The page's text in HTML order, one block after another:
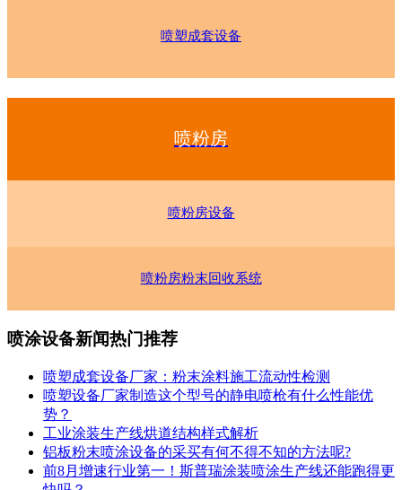
喷塑成套设备
喷粉房
喷粉房设备
喷粉房粉末回收系统
喷涂设备新闻热门推荐
喷塑成套设备厂家：粉末涂料施工流动性检测
喷塑设备厂家制造这个型号的静电喷枪有什么性能优
势？
工业涂装生产线烘道结构样式解析
铝板粉末喷涂设备的采买有何不得不知的方法呢?
前8月增速行业第一！斯普瑞涂装喷涂生产线还能跑得更